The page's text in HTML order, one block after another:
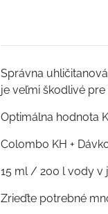
Správna
je veľmi škodlivé pre
Optimálna hodnota
Colombo KH +
15 ml / 200 l vody v
Zrieďte potrebné